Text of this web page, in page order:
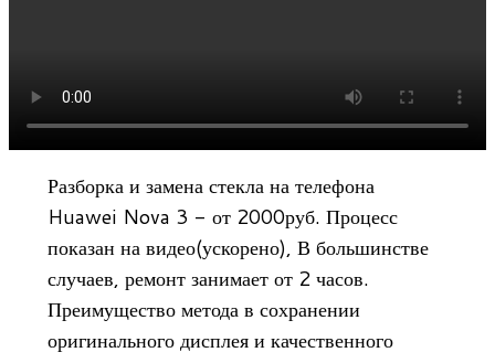
Разборка и замена стекла на телефона
Huawei Nova 3 - от 2000руб. Процесс
показан на видео(ускорено), В большинстве
случаев, ремонт занимает от 2 часов.
Преимущество метода в сохранении
оригинального дисплея и качественного